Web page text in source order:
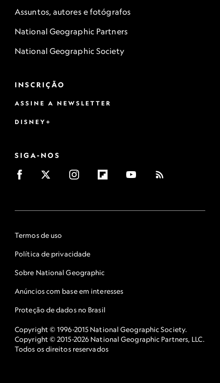
Assuntos, autores e fotógrafos
National Geographic Partners
National Geographic Society
INSCRIÇÃO
ASSINE A NEWSLETTER
DISNEY+
SIGA-NOS
Termos de uso
Política de privacidade
Sobre National Geographic
Anúncios com base em interesses
Proteção de dados no Brasil
Copyright © 1996-2015 National Geographic Society.
Copyright © 2015-2026 National Geographic Partners, LLC.
Todos os direitos reservados